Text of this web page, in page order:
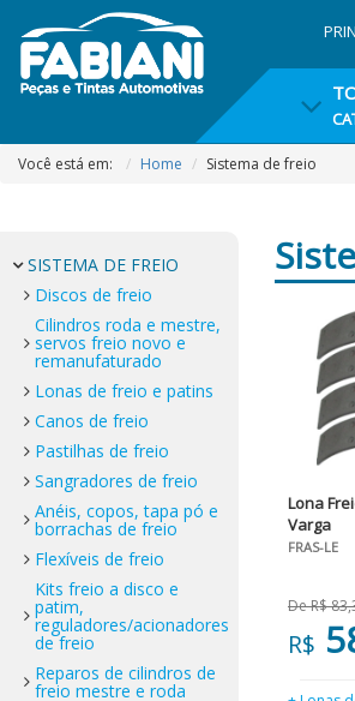
Você está em: Home Sistema de freio
SISTEMA DE FREIO
Discos de freio
Cilindros roda e mestre,
servos freio novo e
remanufaturado
Lonas de freio e patins
Canos de freio
Pastilhas de freio
Sangradores de freio
Anéis, copos, tapa pó e
borrachas de freio
Flexíveis de freio
Kits freio a disco e
patim,
reguladores/acionadores
de freio
Reparos de cilindros de
freio mestre e roda
Lona
Varga
FRAS-LE
De R$
R$